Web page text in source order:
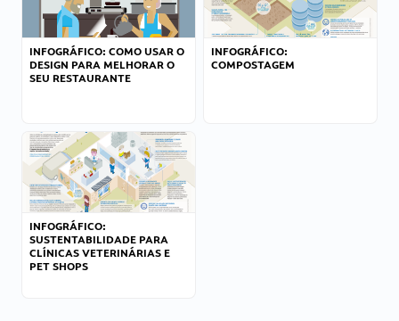
INFOGRÁFICO: COMO USAR O
DESIGN PARA MELHORAR O
SEU RESTAURANTE
INFOGRÁFICO:
COMPOSTAGEM
INFOGRÁFICO:
SUSTENTABILIDADE PARA
CLÍNICAS VETERINÁRIAS E
PET SHOPS